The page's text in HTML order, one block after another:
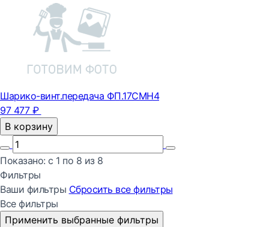
Шарико-винт.передача ФП.17CМН4
97 477 ₽
В корзину
Показано: с 1 по 8 из 8
Фильтры
Ваши фильтры Сбросить все фильтры
Все фильтры
Применить выбранные фильтры